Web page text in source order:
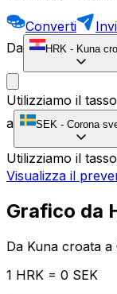
Converti
Da
HRK - Kuna
Utilizziamo il
a
SEK - Corona
Utilizziamo il
Visualizza il
Grafico da
Da Kuna croata
1 HRK = 0 SEK